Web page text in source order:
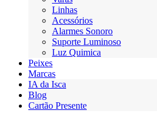
Linhas
Acessórios
Alarmes Sonoro
Suporte Luminoso
Luz Quimica
Peixes
Marcas
IA da Isca
Blog
Cartão Presente